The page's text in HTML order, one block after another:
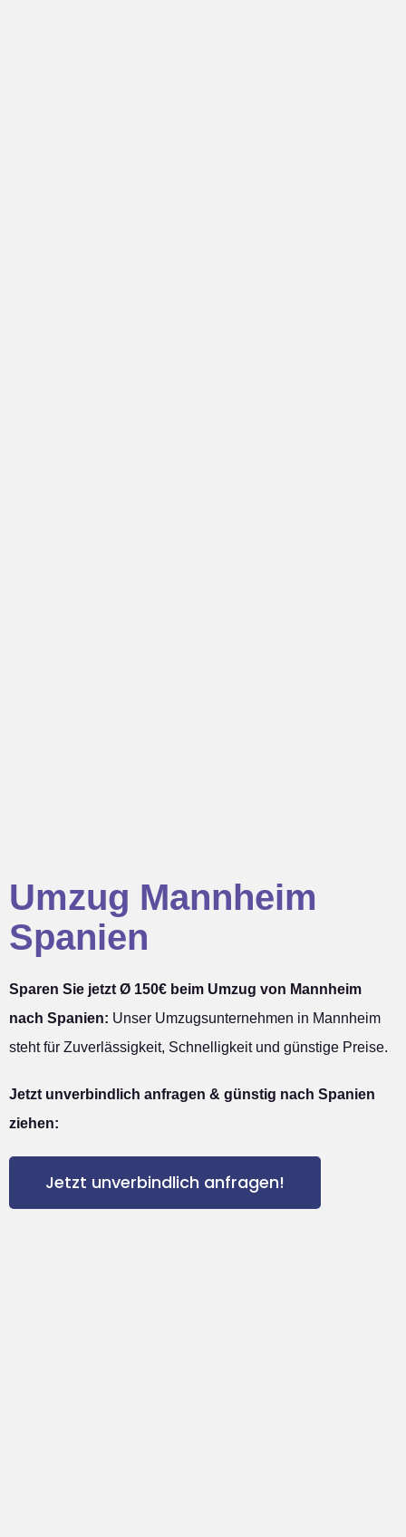
Umzug Mannheim
Spanien
Sparen Sie jetzt Ø 150€ beim Umzug von Mannheim
nach Spanien: Unser Umzugsunternehmen in Mannheim
steht für Zuverlässigkeit, Schnelligkeit und günstige Preise.
Jetzt unverbindlich anfragen & günstig nach Spanien
ziehen:
Jetzt unverbindlich anfragen!